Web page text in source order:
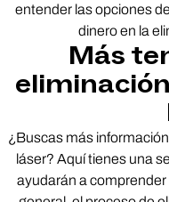
entender las opciones
dinero en la
Más
¿Buscas más
láser? Aquí tienes una
ayudarán a